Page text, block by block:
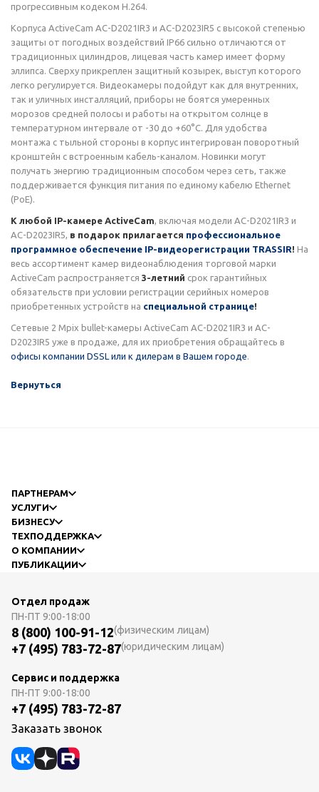
прогрессивным кодеком H.264.
Корпуса ActiveCam AC-D2021IR3 и AC-D2023IR5 с высокой степенью
защиты от погодных воздействий IP66 сильно отличаются от
традиционных цилиндров, лицевая часть камер имеет форму
эллипса. Сверху прикреплен защитный козырек, выступ которого
легко регулируется. Видеокамеры подойдут как для внутренних,
так и уличных инсталляций, приборы не боятся умеренных
морозов средней полосы и работы на открытом солнце в
температурном интервале от -30 до +60°C. Для удобства
монтажа с тыльной стороны в корпус интегрирован поворотный
кронштейн с встроенным кабель-каналом. Новинки могут
получать энергию традиционным способом через сеть, также
поддерживается функция питания по единому кабелю Ethernet
(PoE).
К любой IP-камере ActiveCam, включая модели AC-D2021IR3 и
AC-D2023IR5, в подарок прилагается профессиональное
программное обеспечение IP-видеорегистрации TRASSIR! На
весь ассортимент камер видеонаблюдения торговой марки
ActiveCam распространяется 3-летний срок гарантийных
обязательств при условии регистрации серийных номеров
приобретенных устройств на специальной странице!
Сетевые 2 Mpix bullet-камеры ActiveCam AC-D2021IR3 и AC-
D2023IR5 уже в продаже, для их приобретения обращайтесь в
офисы компании DSSL или к дилерам в Вашем городе.
Вернуться
ПАРТНЕРАМ
УСЛУГИ
БИЗНЕСУ
ТЕХПОДДЕРЖКА
О КОМПАНИИ
ПУБЛИКАЦИИ
Отдел продаж
ПН-ПТ 9:00-18:00
8 (800) 100-91-12(физическим лицам)
+7 (495) 783-72-87(юридическим лицам)
Сервис и поддержка
ПН-ПТ 9:00-18:00
+7 (495) 783-72-87
Заказать звонок